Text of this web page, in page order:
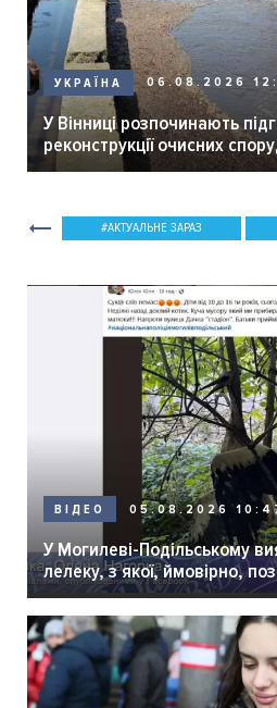
УКРАЇНА 06.08.2026
У Вінниці розпочинають
реконструкції очисних
мер Вінниці.
АКТУАЛЬНЕ ЗАРАЗ
ВІДЕО 05.08.2026
У Могилеві-Подільському
лелеку, з якої, ймовірно,